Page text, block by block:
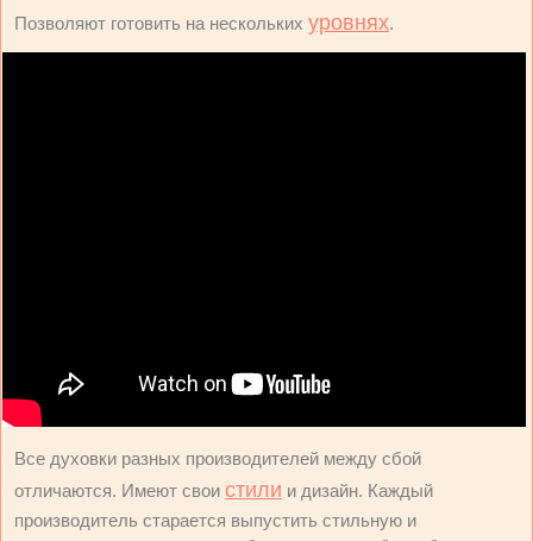
Позволяют готовить на нескольких уровнях.
Все духовки разных производителей между сбой
отличаются. Имеют свои стили и дизайн. Каждый
производитель старается выпустить стильную и